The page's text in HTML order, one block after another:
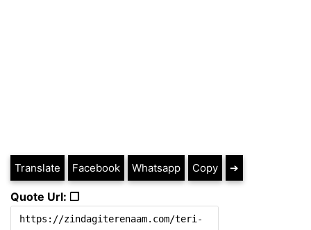
Translate Facebook Whatsapp Copy ➔
Quote Url: ❐